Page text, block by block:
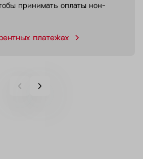
принимать оплаты нон-
платежах